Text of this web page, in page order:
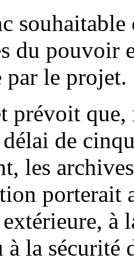
du pouvoir
par le projet.
prévoit que,
de
les
porterait
à
la sécurité